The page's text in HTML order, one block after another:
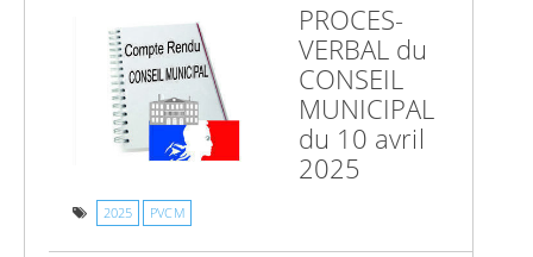
PROCES-
VERBAL du
CONSEIL
MUNICIPAL
du 10 avril
2025
2025 PVCM